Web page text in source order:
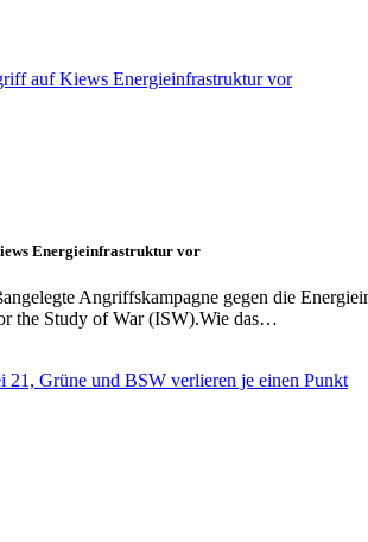
Energieinfrastruktur vor
Angriffskampagne gegen die
the Study of War (ISW).Wie das…